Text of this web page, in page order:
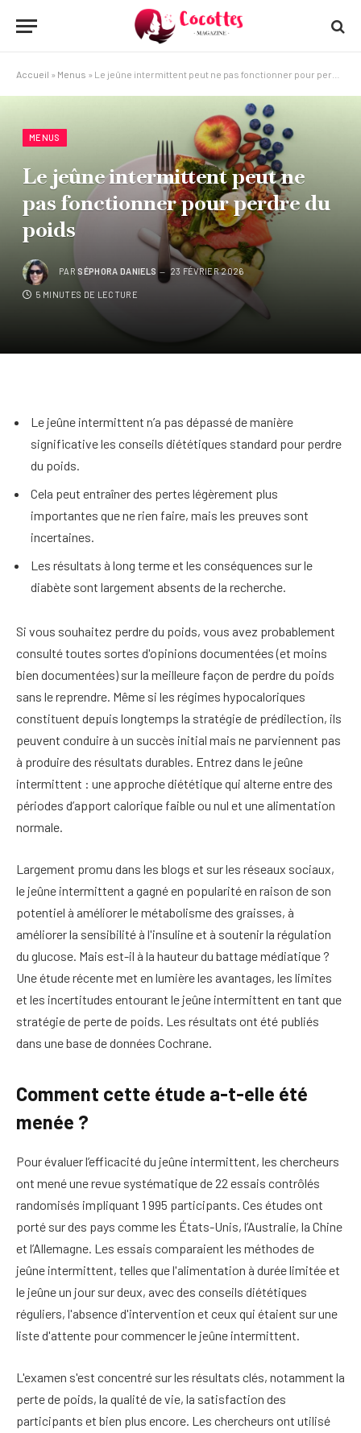
Accueil » Menus » Le jeûne intermittent peut ne pas fonctionner pour perdre du poids
MENUS
Le jeûne intermittent peut ne
pas fonctionner pour perdre du
poids
PAR SÉPHORA DANIELS 23 FÉVRIER 2026
5 MINUTES DE LECTURE
Le jeûne intermittent n’a pas dépassé de manière
significative les conseils diététiques standard pour perdre
du poids.
Cela peut entraîner des pertes légèrement plus
importantes que ne rien faire, mais les preuves sont
incertaines.
Les résultats à long terme et les conséquences sur le
diabète sont largement absents de la recherche.
Si vous souhaitez perdre du poids, vous avez probablement
consulté toutes sortes d'opinions documentées (et moins
bien documentées) sur la meilleure façon de perdre du poids
sans le reprendre. Même si les régimes hypocaloriques
constituent depuis longtemps la stratégie de prédilection, ils
peuvent conduire à un succès initial mais ne parviennent pas
à produire des résultats durables. Entrez dans le jeûne
intermittent : une approche diététique qui alterne entre des
périodes d’apport calorique faible ou nul et une alimentation
normale.
Largement promu dans les blogs et sur les réseaux sociaux,
le jeûne intermittent a gagné en popularité en raison de son
potentiel à améliorer le métabolisme des graisses, à
améliorer la sensibilité à l'insuline et à soutenir la régulation
du glucose. Mais est-il à la hauteur du battage médiatique ?
Une étude récente met en lumière les avantages, les limites
et les incertitudes entourant le jeûne intermittent en tant que
stratégie de perte de poids. Les résultats ont été publiés
dans une base de données Cochrane.
Comment cette étude a-t-elle été
menée ?
Pour évaluer l’efficacité du jeûne intermittent, les chercheurs
ont mené une revue systématique de 22 essais contrôlés
randomisés impliquant 1 995 participants. Ces études ont
porté sur des pays comme les États-Unis, l’Australie, la Chine
et l’Allemagne. Les essais comparaient les méthodes de
jeûne intermittent, telles que l'alimentation à durée limitée et
le jeûne un jour sur deux, avec des conseils diététiques
réguliers, l'absence d'intervention et ceux qui étaient sur une
liste d'attente pour commencer le jeûne intermittent.
L'examen s'est concentré sur les résultats clés, notamment la
perte de poids, la qualité de vie, la satisfaction des
participants et bien plus encore. Les chercheurs ont utilisé